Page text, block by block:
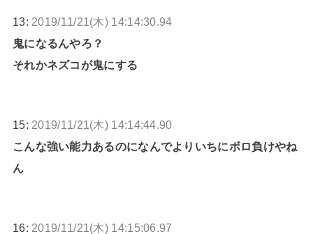
13: 2019/11/21(木) 14:14:30.94
鬼になるんやろ？
それかネズコが鬼にする
15: 2019/11/21(木) 14:14:44.90
こんな強い能力あるのになんでよりいちにボロ負けやね
ん
16: 2019/11/21(木) 14:15:06.97